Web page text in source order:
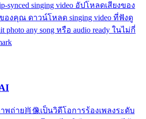
synced singing video อัปโหลดเสียงของ
องคุณ ดาวน์โหลด singing video ที่ฟังดู
photo any song หรือ audio ready ในไม่กี่
พถ่าย肖像เป็นวิดีโอการร้องเพลงระดับ